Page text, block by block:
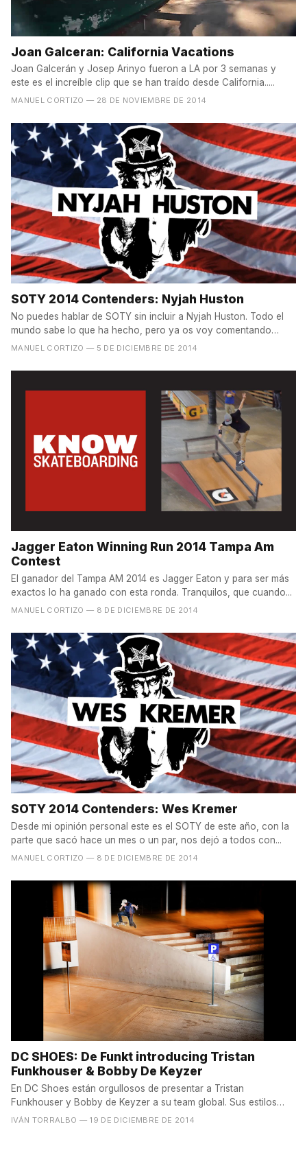
Joan Galceran: California Vacations
Joan Galcerán y Josep Arinyo fueron a LA por 3 semanas y
este es el increíble clip que se han traído desde California.....
MANUEL CORTIZO — 28 DE NOVIEMBRE DE 2014
SOTY 2014 Contenders: Nyjah Huston
No puedes hablar de SOTY sin incluir a Nyjah Huston. Todo el
mundo sabe lo que ha hecho, pero ya os voy comentando
que...
MANUEL CORTIZO — 5 DE DICIEMBRE DE 2014
Jagger Eaton Winning Run 2014 Tampa Am
Contest
El ganador del Tampa AM 2014 es Jagger Eaton y para ser más
exactos lo ha ganado con esta ronda. Tranquilos, que cuando...
MANUEL CORTIZO — 8 DE DICIEMBRE DE 2014
SOTY 2014 Contenders: Wes Kremer
Desde mi opinión personal este es el SOTY de este año, con la
parte que sacó hace un mes o un par, nos dejó a todos con...
MANUEL CORTIZO — 8 DE DICIEMBRE DE 2014
DC SHOES: De Funkt introducing Tristan
Funkhouser & Bobby De Keyzer
En DC Shoes están orgullosos de presentar a Tristan
Funkhouser y Bobby de Keyzer a su team global. Sus estilos
tan...
IVÁN TORRALBO — 19 DE DICIEMBRE DE 2014